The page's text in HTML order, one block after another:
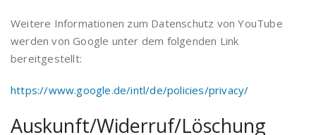
Weitere Informationen zum Datenschutz von YouTube
werden von Google unter dem folgenden Link
bereitgestellt:
https://www.google.de/intl/de/policies/privacy/
Auskunft/Widerruf/Löschung